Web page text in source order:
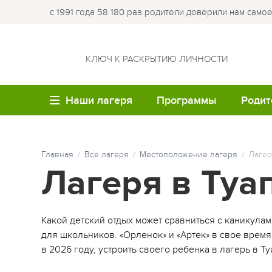
с 1991 года 58 180 раз родители доверили нам
КЛЮЧ К РАСКРЫТИЮ ЛИЧНОСТИ
Наши лагеря
Детям до 6 лет
Детям 7-8 лет
Детям 9-10 лет
Программы
Летние каникулы
Весенние каникулы
Осенние каникулы
Зимние каникулы
Семейные программы
Главная Все лагеря Местоположение лагеря
Лагеря в
Какой детский отдых может сравниться с
для школьников. «Орленок» и «Артек» в свое
в 2026 году, устроить своего ребенка в лагерь в